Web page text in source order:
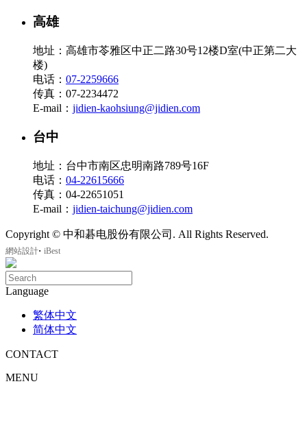
高雄
地址：高雄市苓雅区中正二路30号12楼D室(中正第二大
楼)
电话： 07-2259666
传真：07-2234472
E-mail： jidien-kaohsiung@jidien.com
台中
地址：台中市南区忠明南路789号16F
电话： 04-22615666
传真：04-22651051
E-mail： jidien-taichung@jidien.com
Copyright © 中和碁电股份有限公司. All Rights Reserved.
網站設計‧ iBest
Language
繁体中文
简体中文
CONTACT
MENU